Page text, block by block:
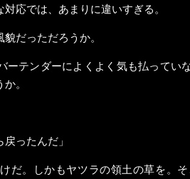
応では、あまりに違いすぎる。
だっただろうか。
ーテンダーによくよく気も払ってい
。
ったんだ」
だ。しかもヤツラの領土の草を。